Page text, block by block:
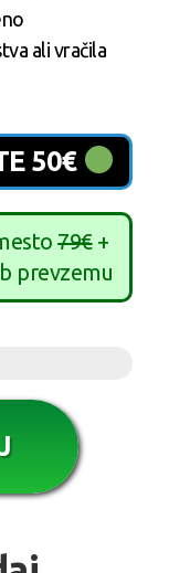
ali vračila
50€
79€+
prevzemu